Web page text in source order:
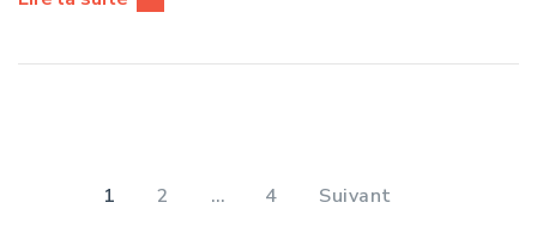
publications
PAGE
1 PAGE
2 … PAGE
4 Suivant